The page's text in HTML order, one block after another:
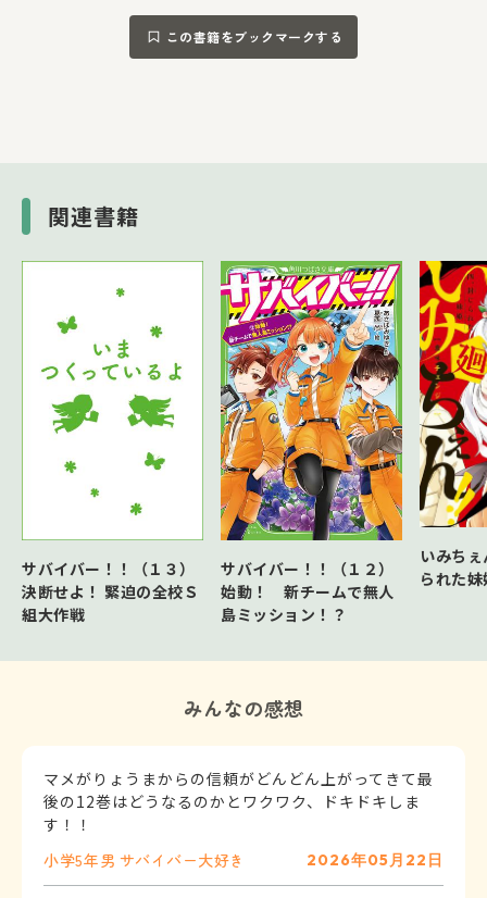
この書籍をブックマークする
関連書籍
サバイバー！！（１３）
決断せよ！ 緊迫の全校Ｓ
組大作戦
サバイバー！！（１２）
始動！ 新チームで無人
島ミッション！？
いみち
られた妹
みんなの感想
マメがりょうまからの信頼がどんどん上がってきて最
後の12巻はどうなるのかとワクワク、ドキドキしま
す！！
小学5年男 サバイバー大好き 2026年05月22日